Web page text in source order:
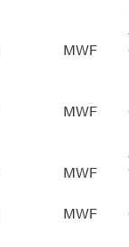
MWF
MWF
MWF
MWF